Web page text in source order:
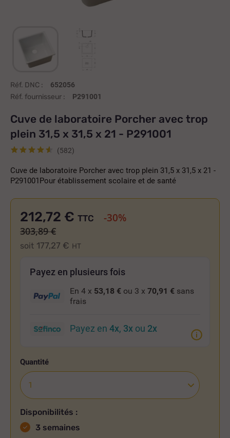
Réf. DNC : 652056
Réf. fournisseur : P291001
Cuve de laboratoire Porcher avec trop
plein 31,5 x 31,5 x 21 - P291001
(582)
Cuve de laboratoire Porcher avec trop plein 31,5 x 31,5 x 21 -
P291001Pour établissement scolaire et de santé
212,72 €
soit 177,27 € HT
TTC -30%
303,89 €
Payez en plusieurs fois
En 4 x 53,18 € ou 3 x 70,91 € sans
frais
Payez en 4x, 3x ou 2x
Quantité
Disponibilités :
3 semaines